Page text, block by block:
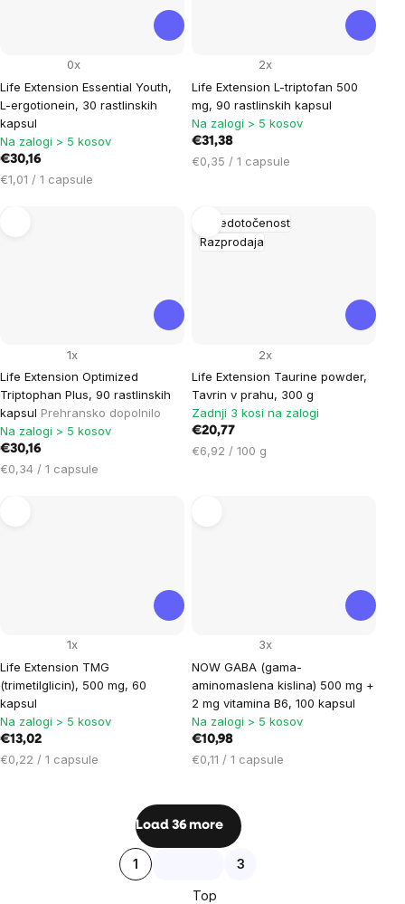
Life Extension Essential Youth,
L-ergotionein, 30 rastlinskih
kapsul
0x
Na zalogi > 5 kosov
€30,16
Cena
€1,01 / 1 capsule
Life Extension L-triptofan 500
mg, 90 rastlinskih kapsul
2x
Na zalogi > 5 kosov
€31,38
Cena
€0,35 / 1 capsule
Life Extension Optimized
Triptophan Plus, 90 rastlinskih
kapsul Prehransko dopolnilo
1x
Na zalogi > 5 kosov
€30,16
Cena
€0,34 / 1 capsule
Osredotočenost
Razprodaja
Life Extension Taurine powder,
Tavrin v prahu, 300 g
2x
Zadnji 3 kosi na zalogi
€20,77
Cena
€6,92 / 100 g
Life Extension TMG
(trimetilglicin), 500 mg, 60
kapsul
1x
Na zalogi > 5 kosov
€13,02
Cena
€0,22 / 1 capsule
NOW GABA (gama-
aminomaslena kislina) 500 mg +
2 mg vitamina B6, 100 kapsul
3x
Na zalogi > 5 kosov
€10,98
Cena
€0,11 / 1 capsule
Listing
controls
Load 36 more
Pagination
1 3
Top